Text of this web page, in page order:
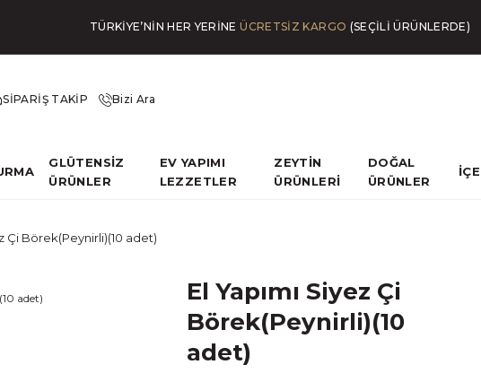
TÜRKİYE’NİN HER YERİNEÜCRETSİZ KARGO (SEÇİLİ ÜRÜNLERDE)
SİPARİŞ TAKİP Bizi Ara
GLÜTENSİZ
ÜRÜNLER
EV YAPIMI
LEZZETLER
ZEYTİN
ÜRÜNLERİ
DOĞAL
ÜRÜNLER
Çi Börek(Peynirli)(10 adet)
El Yapımı Siyez Çi
Börek(Peynirli)(10
adet)